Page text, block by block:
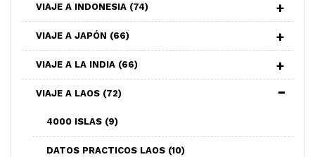
VIAJE A INDONESIA (74)
VIAJE A JAPÓN (66)
VIAJE A LA INDIA (66)
VIAJE A LAOS (72)
4000 ISLAS (9)
DATOS PRACTICOS LAOS (10)